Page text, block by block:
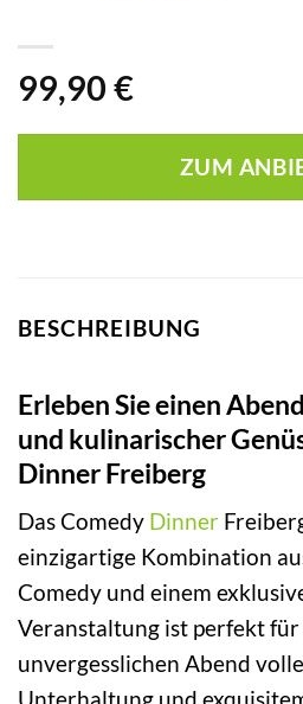
99,90 €
ZUM
BESCHREIBUNG
Erleben Sie einen
und kulinarischer
Dinner Freiberg
Das Comedy Dinner
einzigartige Kombination
Comedy und einem
Veranstaltung ist perfekt für
unvergesslichen Abend